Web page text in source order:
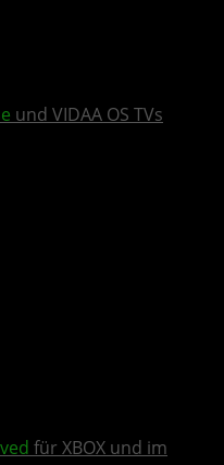
und VIDAA OS TVs
für XBOX und im